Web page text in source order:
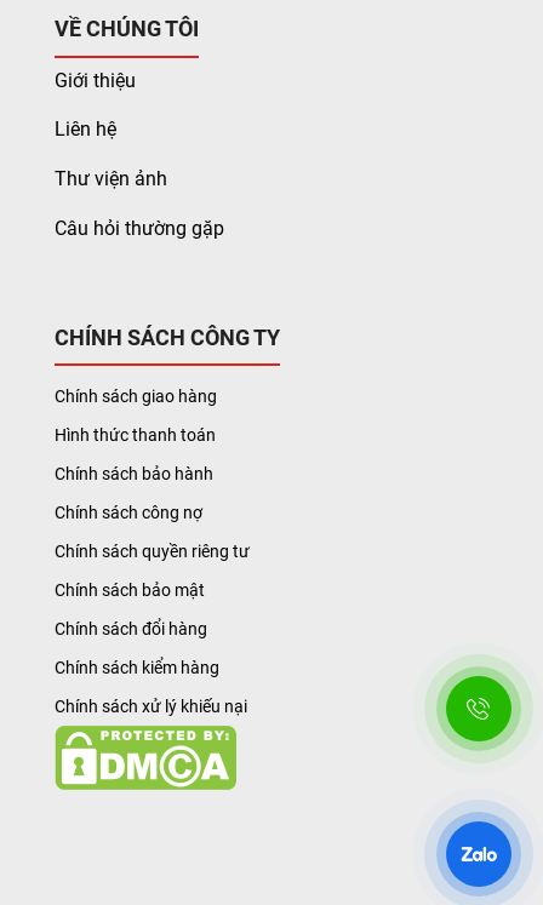
VỀ CHÚNG TÔI
Giới thiệu
Liên hệ
Thư viện ảnh
Câu hỏi thường gặp
CHÍNH SÁCH CÔNG TY
Chính sách giao hàng
Hình thức thanh toán
Chính sách bảo hành
Chính sách công nợ
Chính sách quyền riêng tư
Chính sách bảo mật
Chính sách đổi hàng
Chính sách kiểm hàng
Chính sách xử lý khiếu nại